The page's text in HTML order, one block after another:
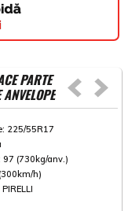
PARTE
225/55R17
97 (730kg/anv.)
h)
PIRELLI